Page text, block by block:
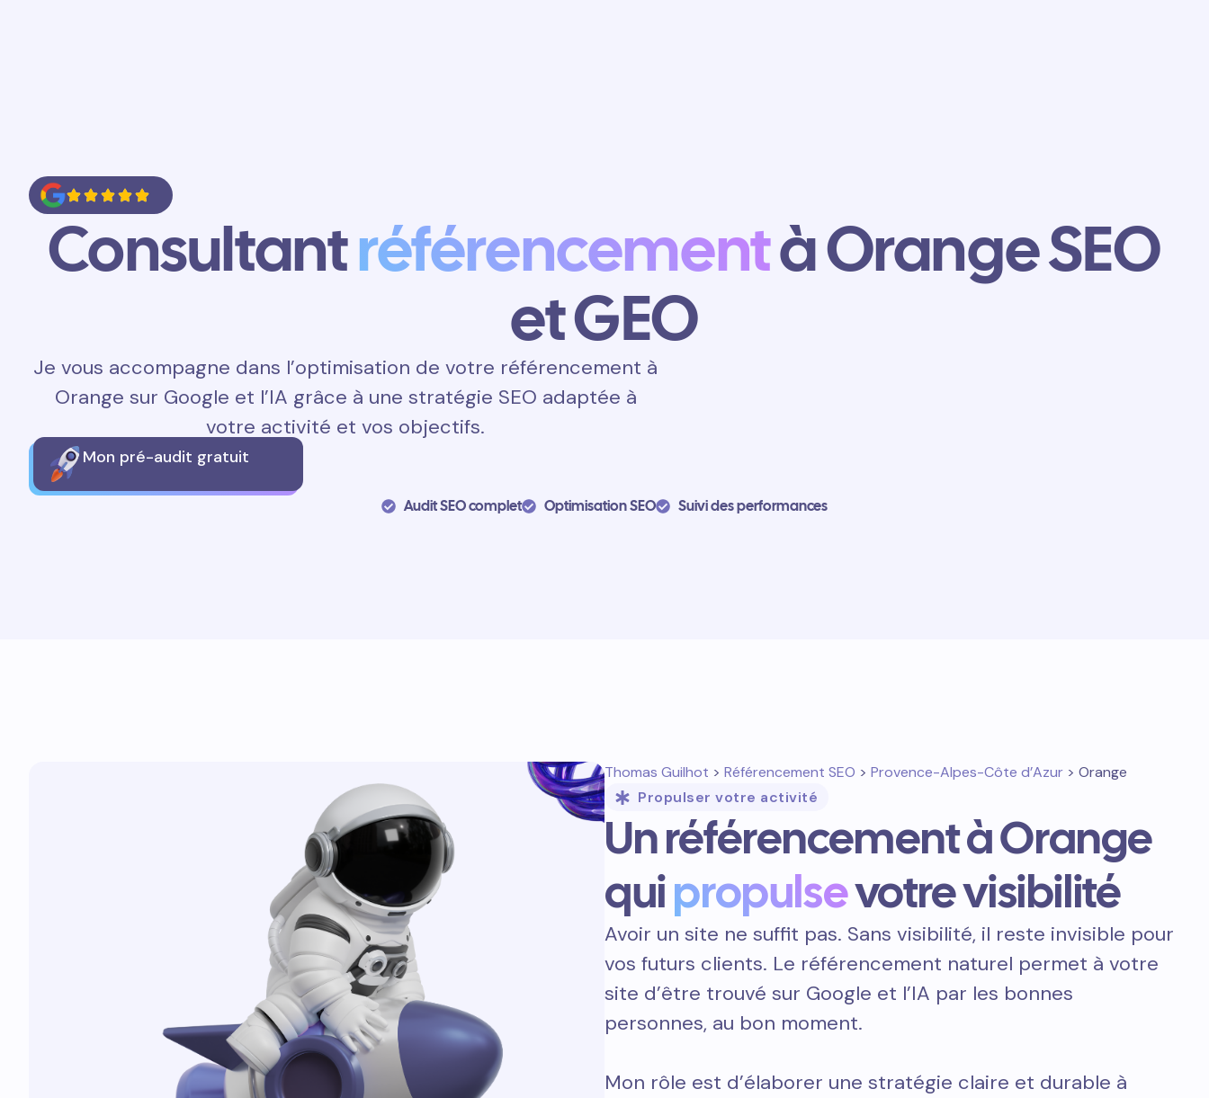
Consultantréférencementà Orange SEO
et GEO
Je vous accompagne dans l’optimisation de votre référencement à
Orange sur Google et l’IA grâce à une stratégie SEO adaptée à
votre activité et vos objectifs.
Mon pré-audit gratuit
Audit SEO complet Optimisation SEO Suivi des performances
Thomas Guilhot > Référencement SEO > Provence-Alpes-Côte d’Azur > Orange
Propulser votre activité
Un référencement à Orange
quipropulsevotre visibilité
Avoir un site ne suffit pas. Sans visibilité, il reste invisible pour
vos futurs clients. Le référencement naturel permet à votre
site d’être trouvé sur Google et l’IA par les bonnes
personnes, au bon moment.
Mon rôle est d’élaborer une stratégie claire et durable à